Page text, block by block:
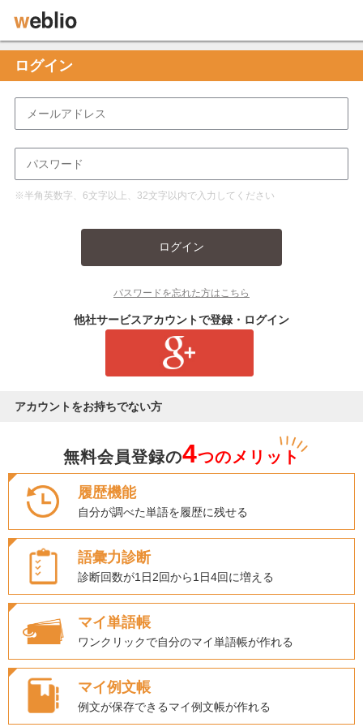
ログイン
※半角英数字、6文字以上、32文字以内で入力してください
ログイン
パスワードを忘れた方はこちら
他社サービスアカウントで登録・ログイン
アカウントをお持ちでない方
無料会員登録の4つのメリット
履歴機能
自分が調べた単語を履歴に残せる
語彙力診断
診断回数が1日2回から1日4回に増える
マイ単語帳
ワンクリックで自分のマイ単語帳が作れる
マイ例文帳
例文が保存できるマイ例文帳が作れる